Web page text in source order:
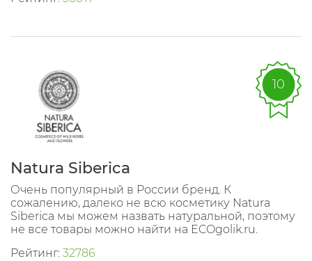
Natura Siberica
Очень популярный в России бренд. К
сожалению, далеко не всю косметику Natura
Siberica мы можем назвать натуральной, поэтому
не все товары можно найти на ECOgolik.ru.
Рейтинг: 32786
10